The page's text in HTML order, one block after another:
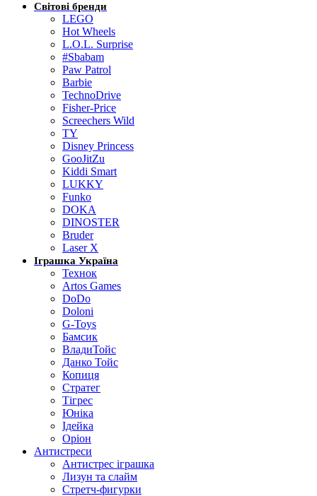
Світові бренди
LEGO
Hot Wheels
L.O.L. Surprise
#Sbabam
Paw Patrol
Barbie
TechnoDrive
Fisher-Price
Screechers Wild
TY
Disney Princess
GooJitZu
Kiddi Smart
LUKKY
Funko
DOKA
DINOSTER
Bruder
Laser X
Іграшка Україна
Технок
Artos Games
DoDo
Doloni
G-Toys
Бамсик
ВладиТойс
Данко Тойс
Копиця
Стратег
Тігрес
Юніка
Ідейка
Оріон
Антистреси
Антистрес іграшка
Лизун та слайм
Стретч-фигурки